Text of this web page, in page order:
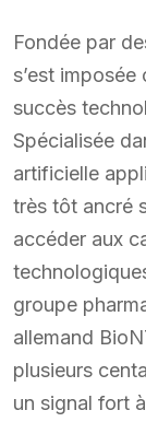
Fondée par
s’est
succès
Spécialisée
artificielle
très tôt ancré
accéder aux
groupe
allemand
plusieurs
un signal fort